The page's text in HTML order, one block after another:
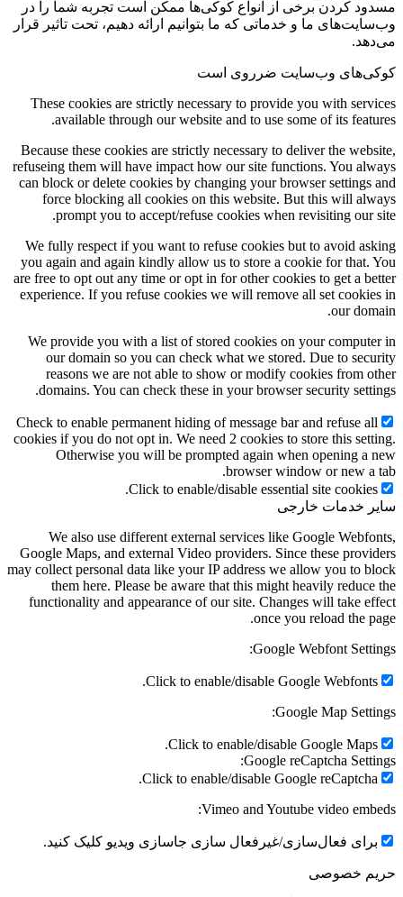
مسدود کردن برخی از انواع کوکی‌ها ممکن است تجربه شما را در
وب‌سایت‌های ما و خدماتی که ما بتوانیم ارائه دهیم، تحت تاثیر قرار
می‌دهد.
کوکی‌های وب‌سایت ضرروی است
These cookies are strictly necessary to provide you with services
available through our website and to use some of its features.
Because these cookies are strictly necessary to deliver the website,
refuseing them will have impact how our site functions. You always
can block or delete cookies by changing your browser settings and
force blocking all cookies on this website. But this will always
prompt you to accept/refuse cookies when revisiting our site.
We fully respect if you want to refuse cookies but to avoid asking
you again and again kindly allow us to store a cookie for that. You
are free to opt out any time or opt in for other cookies to get a better
experience. If you refuse cookies we will remove all set cookies in
our domain.
We provide you with a list of stored cookies on your computer in
our domain so you can check what we stored. Due to security
reasons we are not able to show or modify cookies from other
domains. You can check these in your browser security settings.
Check to enable permanent hiding of message bar and refuse all
cookies if you do not opt in. We need 2 cookies to store this setting.
Otherwise you will be prompted again when opening a new
browser window or new a tab.
Click to enable/disable essential site cookies.
سایر خدمات خارجی
We also use different external services like Google Webfonts,
Google Maps, and external Video providers. Since these providers
may collect personal data like your IP address we allow you to block
them here. Please be aware that this might heavily reduce the
functionality and appearance of our site. Changes will take effect
once you reload the page.
Google Webfont Settings:
Click to enable/disable Google Webfonts.
Google Map Settings:
Click to enable/disable Google Maps.
Google reCaptcha Settings:
Click to enable/disable Google reCaptcha.
Vimeo and Youtube video embeds:
برای فعال‌سازی/غیرفعال سازی جاسازی ویدیو کلیک کنید.
حریم خصوصی